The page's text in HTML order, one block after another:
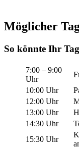
Möglicher
So könnte Ihr
7:00 – 9:00
Uhr
10:00 Uhr
12:00 Uhr
13:00 Uhr
14:30 Uhr
15:30 Uhr